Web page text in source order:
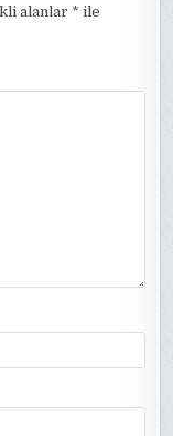
alanlar * ile